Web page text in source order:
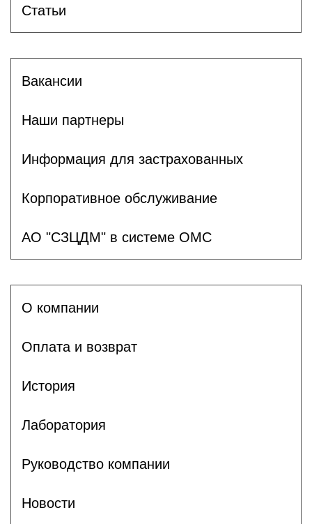
Статьи
Вакансии
Наши партнеры
Информация для застрахованных
Корпоративное обслуживание
АО "СЗЦДМ" в системе ОМС
О компании
Оплата и возврат
История
Лаборатория
Руководство компании
Новости